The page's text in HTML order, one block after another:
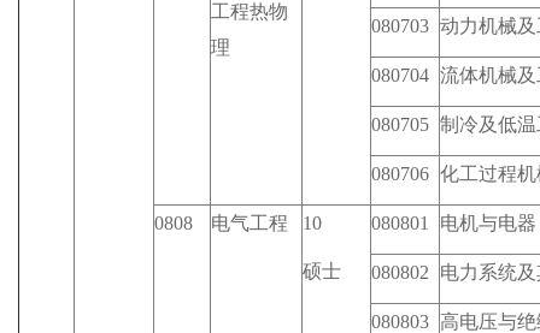
工程热物
理
080703 动力机械
080704 流体机械
080705 制冷及低
080706 化工过程机
0808 电气工程 10
硕士
080801 电机与电器
080802 电力系统
080803 高电压与